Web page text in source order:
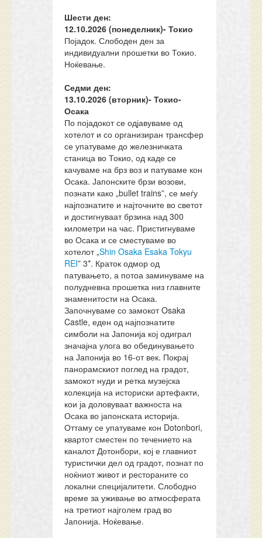
Шести ден:
12.10.2026 (понеделник)- Токио
Појадок. Слободен ден за
индивидуални прошетки во Токио.
Ноќевање.
Седми ден:
13.10.2026 (вторник)- Токио-
Осака
По појадокот се одјавуваме од
хотелот и со организиран трансфер
се упатуваме до железничката
станица во Токио, од каде се
качуваме на брз воз и патуваме кон
Осака. Јапонските брзи возови,
познати како „bullet trains”, се меѓу
најпознатите и најточните во светот
и достигнуваат брзина над 300
километри на час. Пристигнуваме
во Осака и се сместуваме во
хотелот „Shin Osaka Esaka Tokyu
REI” 3*. Краток одмор од
патувањето, а потоа заминуваме на
полудневна прошетка низ главните
знаменитости на Осака.
Започнуваме со замокот Osaka
Castle, еден од најпознатите
симболи на Јапонија кој одиграл
значајна улога во обединувањето
на Јапонија во 16-от век. Покрај
панорамскиот поглед на градот,
замокот нуди и ретка музејска
колекција на историски артефакти,
кои ја доловуваат важноста на
Осака во јапонската историја.
Оттаму се упатуваме кон Dotonbori,
квартот сместен по течението на
каналот Дотонбори, кој е главниот
туристички дел од градот, познат по
ноќниот живот и рестораните со
локални специјалитети. Слободно
време за уживање во атмосферата
на третиот најголем град во
Јапонија. Ноќевање.